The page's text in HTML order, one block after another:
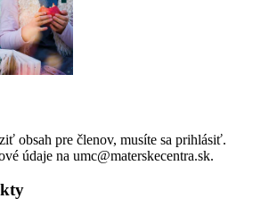
obsah pre členov, musíte sa prihlásiť.
údaje na umc@materskecentra.sk.